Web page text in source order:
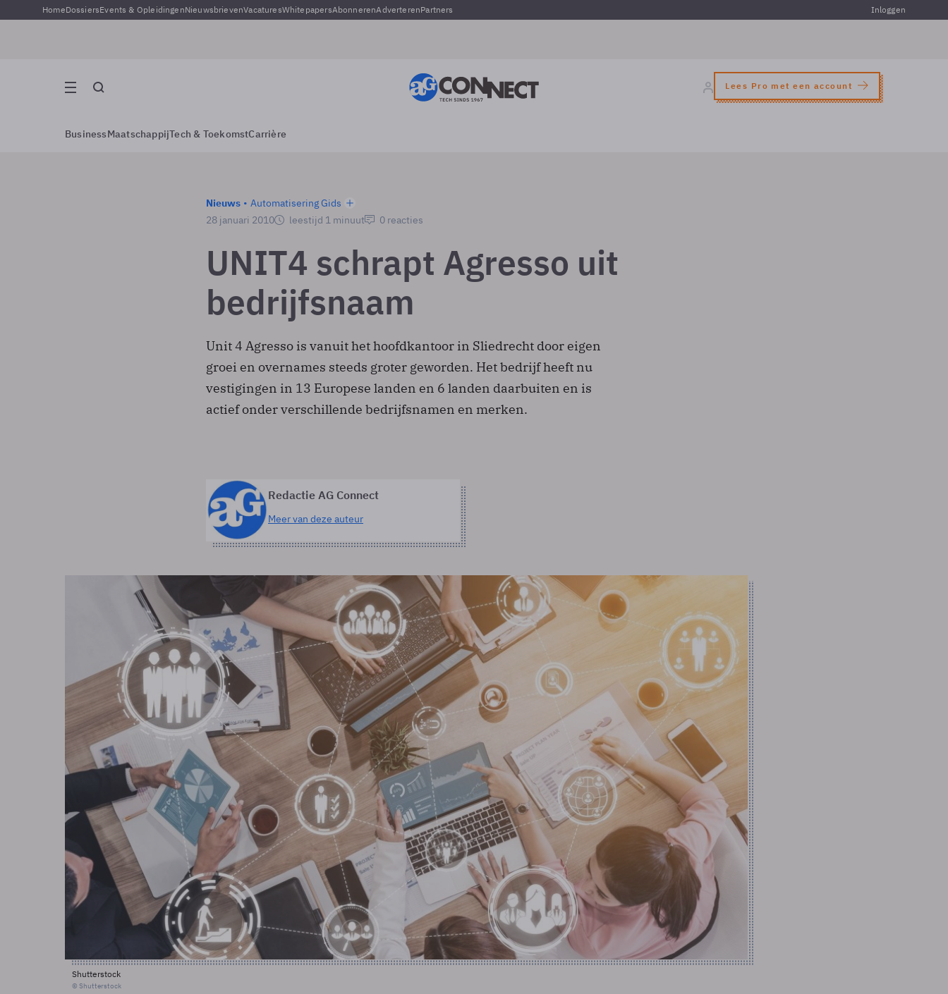
HomeDossiersEvents & OpleidingenNieuwsbrievenVacaturesWhitepapersAbonnerenAdverterenPartners Inloggen
Lees Pro met een account
BusinessMaatschappijTech & ToekomstCarrière
Nieuws
Automatisering Gids
28 januari 2010
leestijd 1 minuut 0 reacties
UNIT4 schrapt Agresso uit
bedrijfsnaam
Unit 4 Agresso is vanuit het hoofdkantoor in Sliedrecht door eigen
groei en overnames steeds groter geworden. Het bedrijf heeft nu
vestigingen in 13 Europese landen en 6 landen daarbuiten en is
actief onder verschillende bedrijfsnamen en merken.
Redactie AG Connect
Meer van deze auteur
Shutterstock
© Shutterstock